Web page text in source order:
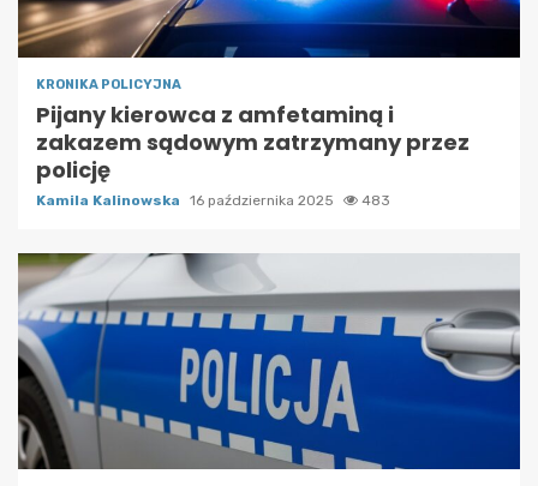
KRONIKA POLICYJNA
Pijany kierowca z amfetaminą i
zakazem sądowym zatrzymany przez
policję
Kamila Kalinowska 16 października 2025 483